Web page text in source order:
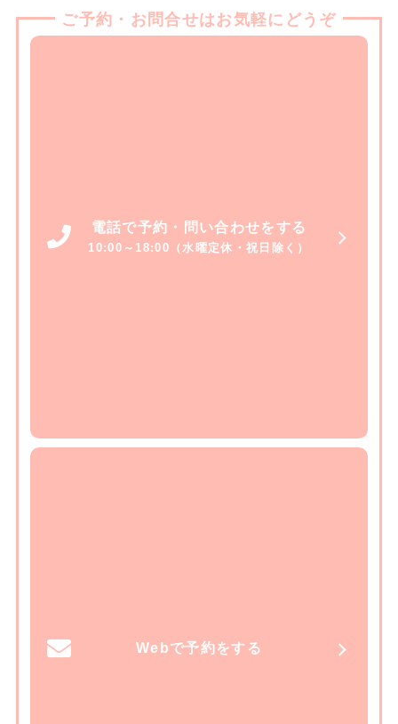
ご予約・お問合せはお気軽にどうぞ
電話で予約・問い合わせをする
10:00～18:00（水曜定休・祝日除く）
Webで予約をする